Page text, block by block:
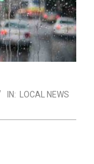
IN:
LOCAL NEWS